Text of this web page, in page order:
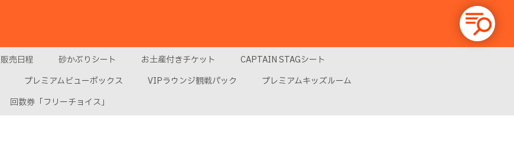
販売日程 砂かぶりシート お土産付きチケット
CAPTAIN STAGシート
プレミアムビューボックス VIPラウンジ観戦パック
プレミアムキッズルーム
回数券「フリーチョイス」